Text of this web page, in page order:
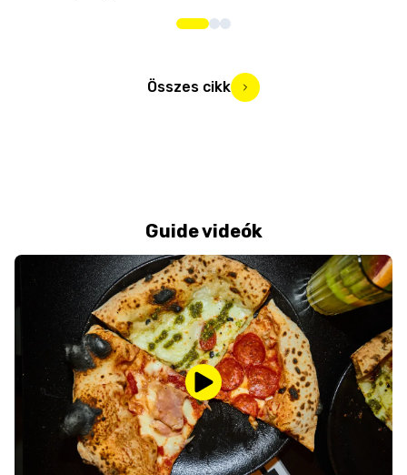
Összes cikk
Guide videók